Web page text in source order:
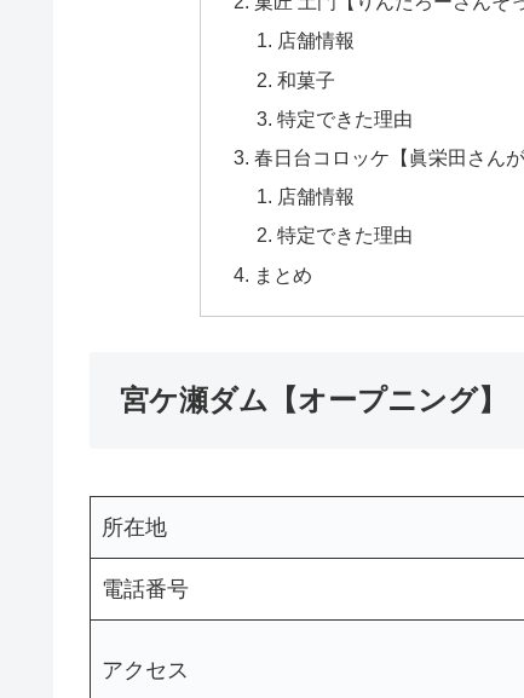
店舗情報
和菓子
特定できた理由
春日台コロッケ【眞栄田さん
店舗情報
特定できた理由
まとめ
宮ケ瀬ダム【オープニング】
所在地
電話番号
アクセス